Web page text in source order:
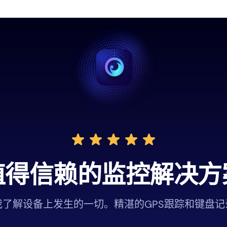
信赖的监控解决
解设备上发生的一切。精湛的GPS跟踪和键盘